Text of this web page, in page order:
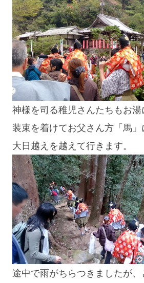
神様を司る稚児さんたちもお
装束を着けてお父さん方「馬」
大日越えを越えて行きます。
途中で雨がちらつきましたが、